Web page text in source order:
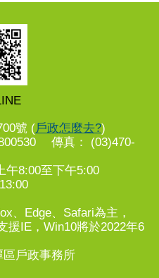
號 (戶政怎麼去?)
傳真： (03)470-
午8:00至下午5:00
、Edge、Safari為主，
援IE，Win10將於2022年6
戶政事務所